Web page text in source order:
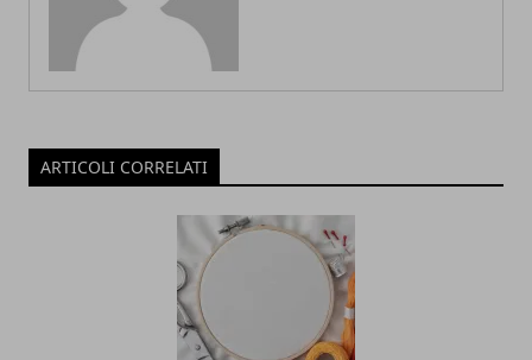
ARTICOLI CORRELATI